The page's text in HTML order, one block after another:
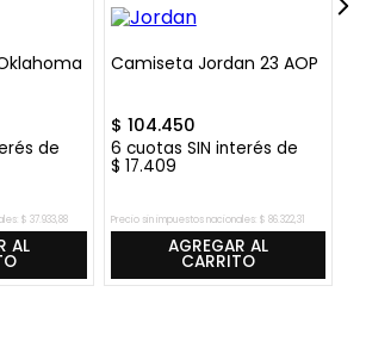
de
$ 37.933,88
AL
XL
Camiseta Jordan 23 AOP
$ 104.450
6 cuotas SIN interés de
$ 17.409
Precio sin impuestos nacionales: $ 86.322,31
AGREGAR AL
CARRITO